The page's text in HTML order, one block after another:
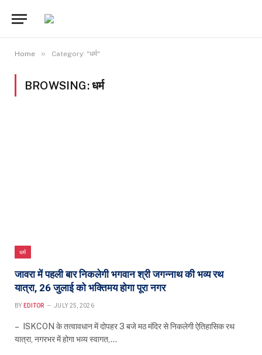
Home » Category: "धर्म"
BROWSING:धर्म
धर्म
जावरा में पहली बार निकलेगी भगवान श्री जगन्नाथ की भव्य रथ
यात्रा, 26 जुलाई को भक्तिमय होगा पूरा नगर
BY EDITOR JULY 25, 2026
– ISKCON के तत्वावधान में दोपहर 3 बजे मठ मंदिर से निकलेगी ऐतिहासिक रथ
यात्रा, नगरभर में होगा भव्य स्वागत,…